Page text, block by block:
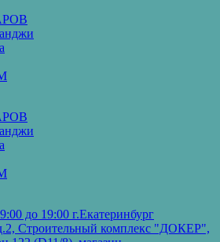
до 19:00 г.Екатеринбург
Строительный комплекс "ДОКЕР",